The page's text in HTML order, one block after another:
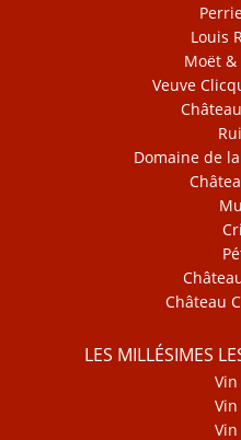
Louis
Moët &
Veuve
Domaine de
Château
LES MILLÉSIMES